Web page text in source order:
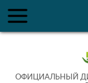
ОФИЦИАЛЬНЫЙ